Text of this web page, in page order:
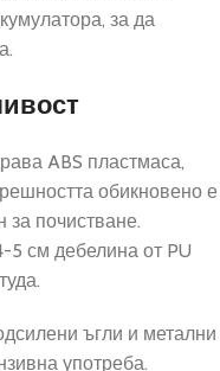
за да
ABS пластмаса,
обикновено е
за почистване.
см дебелина от PU
ъгли и метални
употреба.